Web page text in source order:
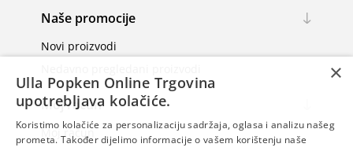
Naše promocije
Novi proizvodi
Moj račun
Moj račun
×
Ulla Popken Online Trgovina
upotrebljava kolačiće.
Koristimo kolačiće za personalizaciju sadržaja, oglasa i analizu našeg
prometa. Također dijelimo informacije o vašem korištenju naše